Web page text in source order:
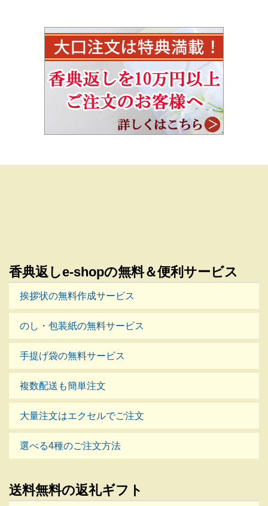
香典返しe-shopの無料＆便利サービス
挨拶状の無料作成サービス
のし・包装紙の無料サービス
手提げ袋の無料サービス
複数配送も簡単注文
大量注文はエクセルでご注文
選べる4種のご注文方法
送料無料の返礼ギフト